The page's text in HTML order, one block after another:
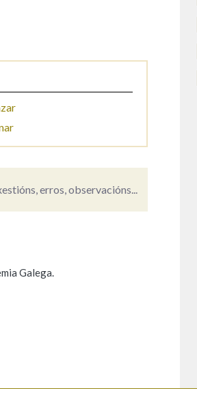
LIMPAR BUSCA
erros, observacións...
Galega.